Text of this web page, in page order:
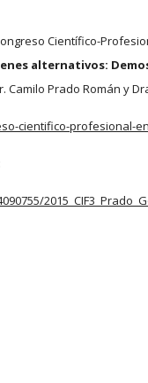
Científico-
alternativos:
Camilo Prado Román y
cientifico-profesional-